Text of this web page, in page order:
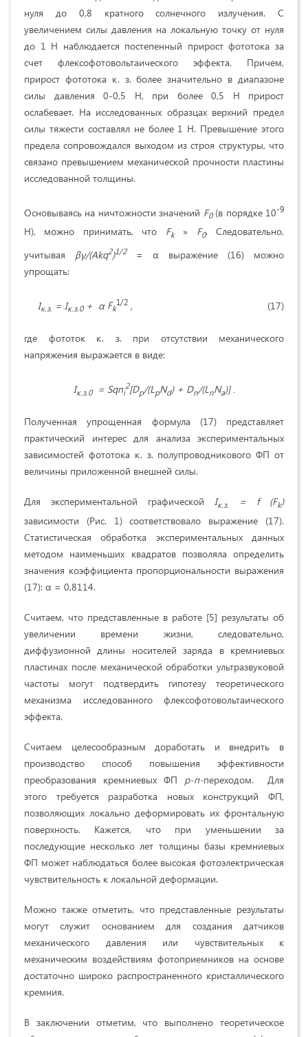
нуля до 0,8 кратного солнечного излучения. С
увеличением силы давления на локальную точку от нуля
до 1 Н наблюдается постепенный прирост фототока за
счет флексофотовольтаического эффекта. Причем,
прирост фототока к. з. более значительно в диапазоне
силы давления 0-0,5 Н, при более 0,5 Н прирост
ослабевает. На исследованных образцах верхний предел
силы тяжести составлял не более 1 Н. Превышение этого
предела сопровождался выходом из строя структуры, что
связано превышением механической прочности пластины
исследованной толщины.
Основываясь на ничтожности значений F0(в порядке 10-9
Н), можно принимать, что Fk» F0. Следовательно,
учитывая βγ/(Akq2)1/2= α выражение (16) можно
упрощать:
Iк.з. = Iк.з.0+ α Fk
1/2 , (17)
где фототок к. з. при отсутствии механического
напряжения выражается в виде:
Iк.з.0= Sqni
2[Dp/(LpNd) + Dn/(LnNa)] .
Полученная упрощенная формула (17) представляет
практический интерес для анализа экспериментальных
зависимостей фототока к. з. полупроводникового ФП от
величины приложенной внешней силы.
Для экспериментальной графической Iк.з. = f(Fk)
зависимости (Рис. 1) соответствовало выражение (17).
Статистическая обработка экспериментальных данных
методом наименьших квадратов позволяла определить
значения коэффициента пропорциональности выражения
(17): α = 0,8114.
Считаем, что представленные в работе [5] результаты об
увеличении времени жизни, следовательно,
диффузионной длины носителей заряда в кремниевых
пластинах после механической обработки ультразвуковой
частоты могут подтвердить гипотезу теоретического
механизма исследованного флексофотовольтаического
эффекта.
Считаем целесообразным доработать и внедрить в
производство способ повышения эффективности
преобразования кремниевых ФП р-п-переходом. Для
этого требуется разработка новых конструкций ФП,
позволяющих локально деформировать их фронтальную
поверхность. Кажется, что при уменьшении за
последующие несколько лет толщины базы кремниевых
ФП может наблюдаться более высокая фотоэлектрическая
чувствительность к локальной деформации.
Можно также отметить, что представленные результаты
могут служит основанием для создания датчиков
механического давления или чувствительных к
механическим воздействиям фотоприемников на основе
достаточно широко распространенного кристаллического
кремния.
В заключении отметим, что выполнено теоретическое